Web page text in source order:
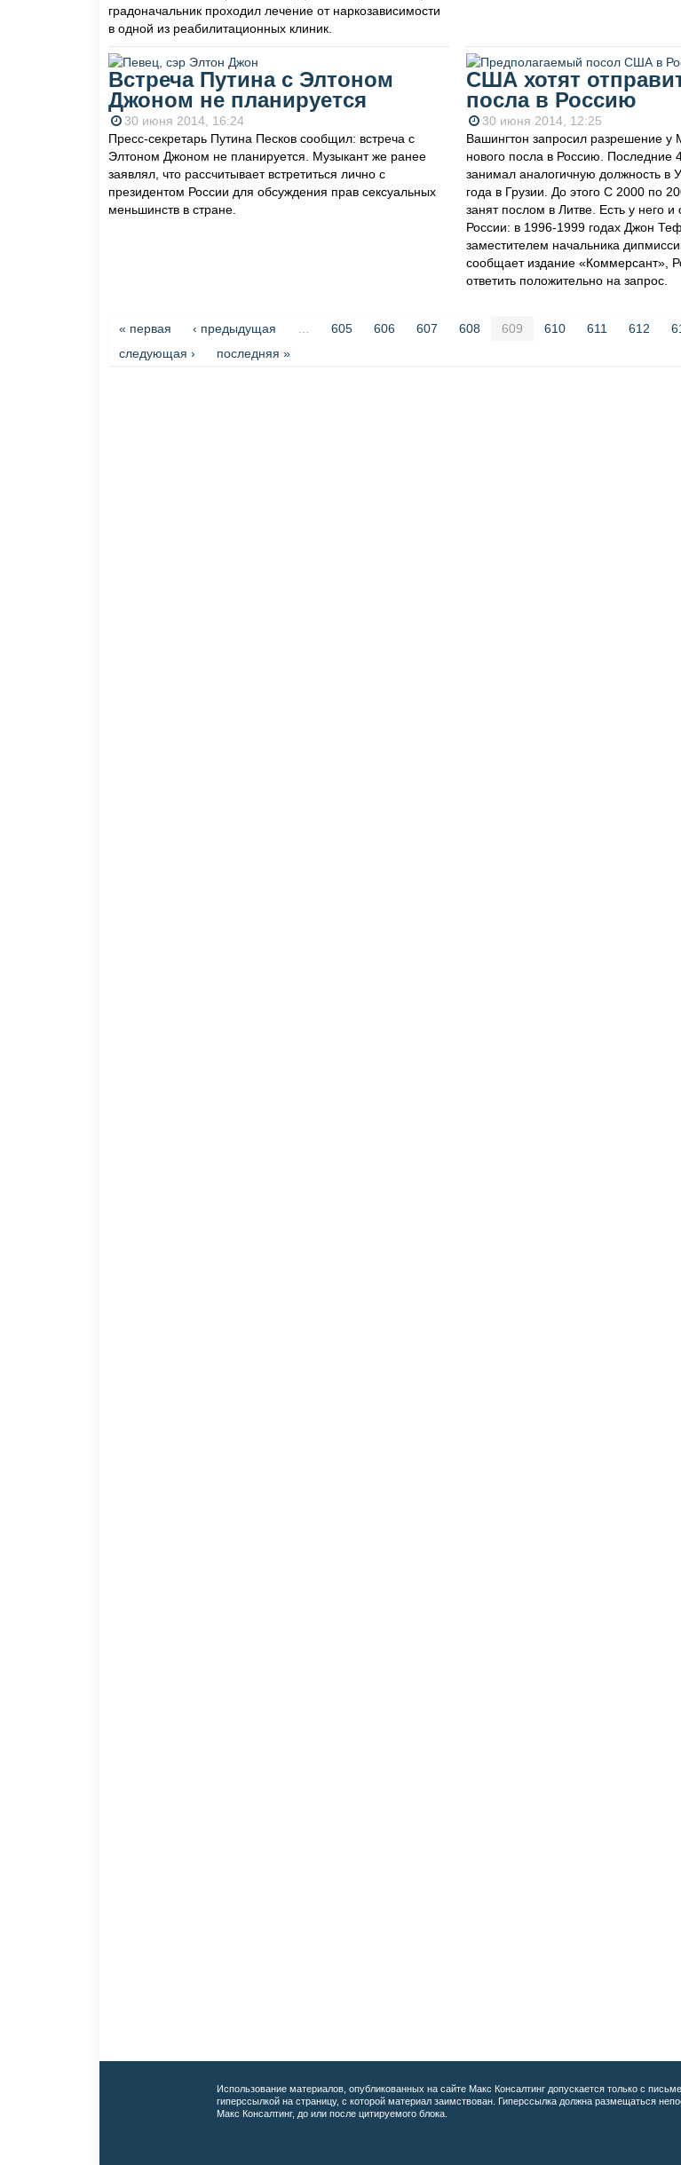
градоначальник проходил лечение от наркозависимости
в одной из реабилитационных клиник.
Встреча Путина с Элтоном
Джоном не планируется
30 июня 2014, 16:24
Пресс-секретарь Путина Песков сообщил: встреча с
Элтоном Джоном не планируется. Музыкант же ранее
заявлял, что рассчитывает встретиться лично с
президентом России для обсуждения прав сексуальных
меньшинств в стране.
США хотят
посла в Россию
30 июня 2014, 12:25
Вашингтон запросил разрешение у
нового посла в Россию.
занимал аналогичную должность в
года в Грузии. До этого С 2000 по
занят послом в Литве. Есть у него
России: в 1996-1999 годах Джон
заместителем начальника
сообщает издание «Коммерсант»,
ответить положительно на запрос.
Страницы
« первая ‹ предыдущая 605 606 607 608 609 610 611 612
следующая ›
последняя »
Использование материалов, опубликованных на сайте Макс Консалтинг допускается только с
гиперссылкой на страницу, с которой материал заимствован. Гиперссылка должна размещаться
Макс Консалтинг, до или после цитируемого блока.